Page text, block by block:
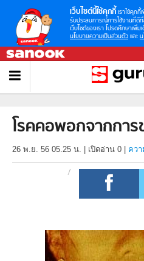
เว็บไซต์นี้ใช้คุกกี้ เราใช้คุกกี้
รับประสบการณ์การใช้งานที่ดี
เว็บไซต์ของเรา โปรดศึกษาเพิ่ม
นโยบายความเป็นส่วนตัว และ น
โรคคอพอกจากการ
26 พ.ย. 56 05.25 น. เปิดอ่าน 0 คว